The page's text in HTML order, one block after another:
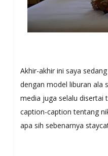
Akhir-akhir ini saya
dengan model liburan ala
media juga selalu disertai
caption-caption tentang
apa sih sebenarnya